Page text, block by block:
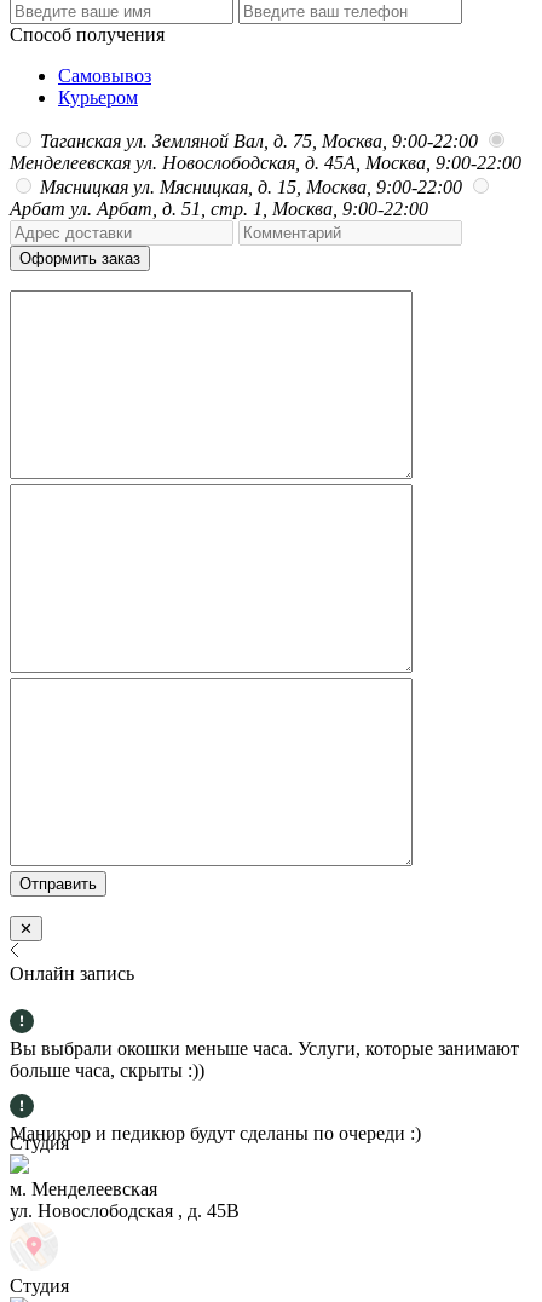
Способ получения
Самовывоз
Курьером
Таганская ул. Земляной Вал, д. 75, Москва, 9:00-22:00
Менделеевская ул. Новослободская, д. 45А, Москва, 9:00-22:00
Мясницкая ул. Мясницкая, д. 15, Москва, 9:00-22:00
Арбат ул. Арбат, д. 51, стр. 1, Москва, 9:00-22:00
Оформить заказ
✕
Онлайн запись
Вы выбрали окошки меньше часа. Услуги, которые занимают
больше часа, скрыты :))
Маникюр и педикюр будут сделаны по очереди :)
Студия
м. Менделеевская
ул. Новослободская , д. 45В
Студия